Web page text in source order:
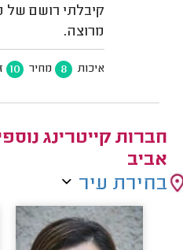
קיבלתי רושם של
מרוצה.
איכות 8 מחיר 10
חברות קייטרינג
אביב
בחירת עיר